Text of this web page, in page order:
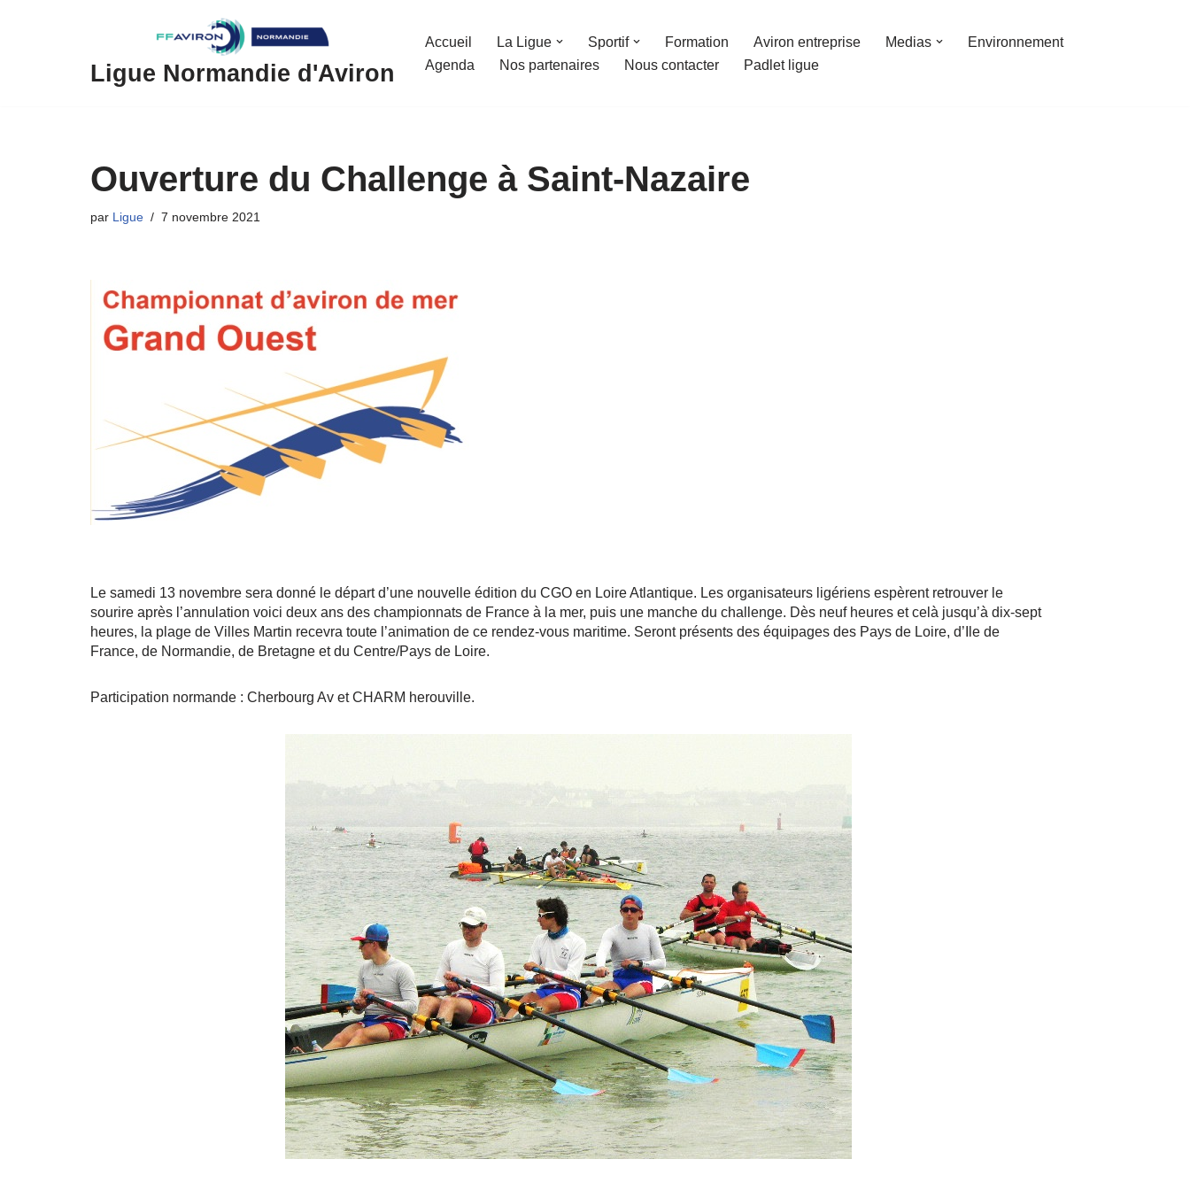
Ligue Normandie d'Aviron
Accueil La Ligue Sportif Formation Aviron entreprise Medias
Environnement
Agenda
Nos partenaires Nous contacter Padlet ligue
Ouverture du Challenge à Saint-Nazaire
par Ligue 7 novembre 2021
Le samedi 13 novembre sera donné le départ d’une nouvelle édition du CGO en Loire Atlantique. Les organisateurs ligériens espèrent retrouver le
sourire après l’annulation voici deux ans des championnats de France à la mer, puis une manche du challenge. Dès neuf heures et celà jusqu’à dix-sept
heures, la plage de Villes Martin recevra toute l’animation de ce rendez-vous maritime. Seront présents des équipages des Pays de Loire, d’Ile de
France, de Normandie, de Bretagne et du Centre/Pays de Loire.
Participation normande : Cherbourg Av et CHARM herouville.